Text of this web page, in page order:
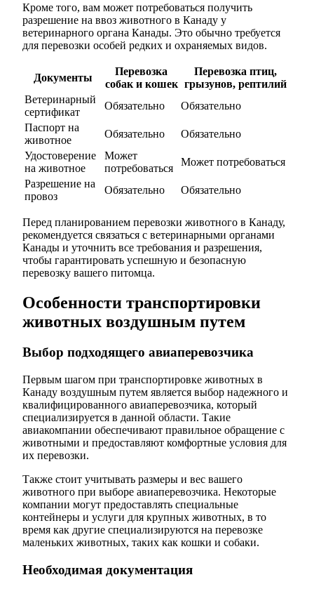
Кроме того, вам может потребоваться получить
разрешение на ввоз животного в Канаду у
ветеринарного органа Канады. Это обычно требуется
для перевозки особей редких и охраняемых видов.
Документы
Перевозка
собак и кошек
Перевозка птиц,
грызунов, рептилий
Ветеринарный
сертификат
Обязательно
Обязательно
Паспорт на
животное
Обязательно
Обязательно
Удостоверение
на животное
Может
потребоваться
Может потребоваться
Разрешение на
провоз
Обязательно Обязательно
Перед планированием перевозки животного в Канаду,
рекомендуется связаться с ветеринарными органами
Канады и уточнить все требования и разрешения,
чтобы гарантировать успешную и безопасную
перевозку вашего питомца.
Особенности транспортировки
животных воздушным путем
Выбор подходящего авиаперевозчика
Первым шагом при транспортировке животных в
Канаду воздушным путем является выбор надежного и
квалифицированного авиаперевозчика, который
специализируется в данной области. Такие
авиакомпании обеспечивают правильное обращение с
животными и предоставляют комфортные условия для
их перевозки.
Также стоит учитывать размеры и вес вашего
животного при выборе авиаперевозчика. Некоторые
компании могут предоставлять специальные
контейнеры и услуги для крупных животных, в то
время как другие специализируются на перевозке
маленьких животных, таких как кошки и собаки.
Необходимая документация